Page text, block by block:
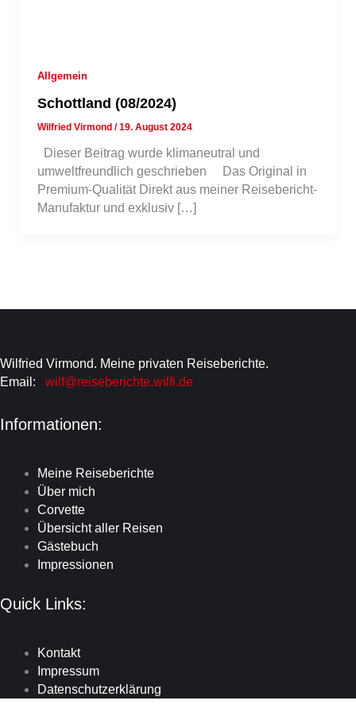
Allgemein
Schottland (08/2024)
Wilfried Virmond/19. August 2024
Dieser Beitrag wurde klimaneutral und
umweltfreundlich geschrieben Das Original in
Premium-Qualität Direkt aus meiner Reisebericht-
Manufaktur und exklusiv […]
Wilfried Virmond. Meine privaten Reiseberichte.
Email:
wilf@reiseberichte.wilfi.de
Informationen:
Meine Reiseberichte
Über mich
Corvette
Übersicht aller Reisen
Gästebuch
Impressionen
Quick Links:
Kontakt
Impressum
Datenschutzerklärung